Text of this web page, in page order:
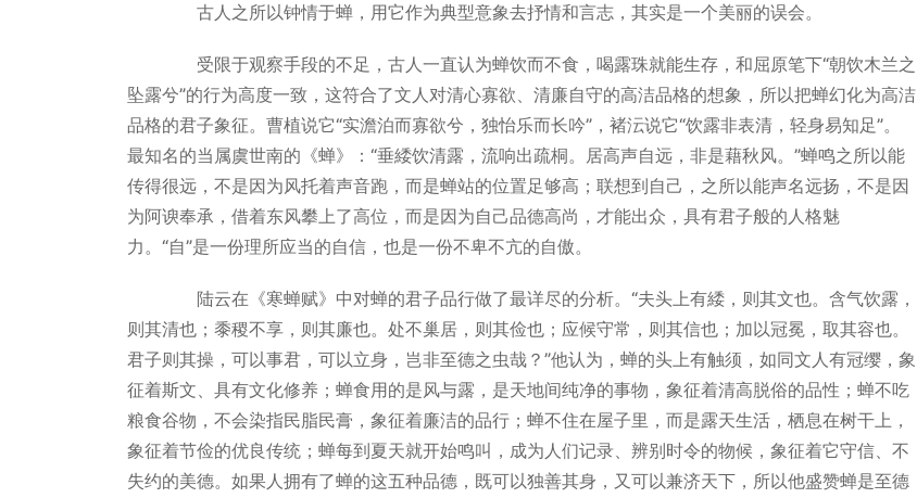
古人之所以钟情于蝉，用它作为典型意象去抒情和言志，其实是一个美丽的误会。
受限于观察手段的不足，古人一直认为蝉饮而不食，喝露珠就能生存，和屈原笔下“朝饮木兰之
坠露兮”的行为高度一致，这符合了文人对清心寡欲、清廉自守的高洁品格的想象，所以把蝉幻化为高洁
品格的君子象征。曹植说它“实澹泊而寡欲兮，独怡乐而长吟”，褚沄说它“饮露非表清，轻身易知足”。
最知名的当属虞世南的《蝉》：“垂緌饮清露，流响出疏桐。居高声自远，非是藉秋风。”蝉鸣之所以能
传得很远，不是因为风托着声音跑，而是蝉站的位置足够高；联想到自己，之所以能声名远扬，不是因
为阿谀奉承，借着东风攀上了高位，而是因为自己品德高尚，才能出众，具有君子般的人格魅
力。“自”是一份理所应当的自信，也是一份不卑不亢的自傲。
陆云在《寒蝉赋》中对蝉的君子品行做了最详尽的分析。“夫头上有緌，则其文也。含气饮露，
则其清也；黍稷不享，则其廉也。处不巢居，则其俭也；应候守常，则其信也；加以冠冕，取其容也。
君子则其操，可以事君，可以立身，岂非至德之虫哉？”他认为，蝉的头上有触须，如同文人有冠缨，象
征着斯文、具有文化修养；蝉食用的是风与露，是天地间纯净的事物，象征着清高脱俗的品性；蝉不吃
粮食谷物，不会染指民脂民膏，象征着廉洁的品行；蝉不住在屋子里，而是露天生活，栖息在树干上，
象征着节俭的优良传统；蝉每到夏天就开始鸣叫，成为人们记录、辨别时令的物候，象征着它守信、不
失约的美德。如果人拥有了蝉的这五种品德，既可以独善其身，又可以兼济天下，所以他盛赞蝉是至德